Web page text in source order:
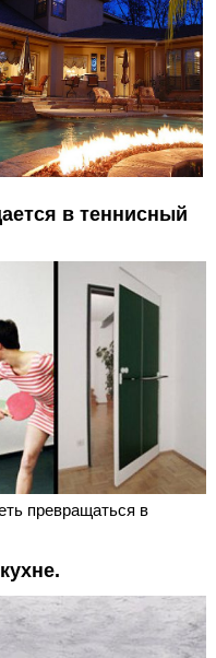
в теннисный
превращаться в